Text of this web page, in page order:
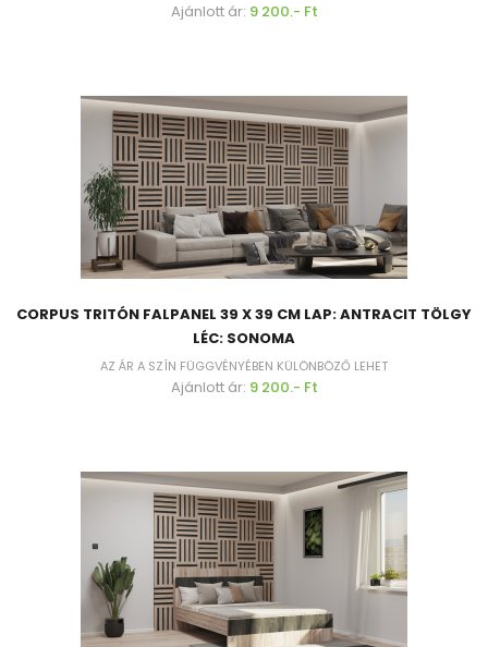
Ajánlott ár: 9 200.- Ft
CORPUS TRITÓN FALPANEL 39 X 39 CM LAP: ANTRACIT TÖLGY
LÉC: SONOMA
AZ ÁR A SZÍN FÜGGVÉNYÉBEN KÜLÖNBÖZŐ LEHET
Ajánlott ár: 9 200.- Ft